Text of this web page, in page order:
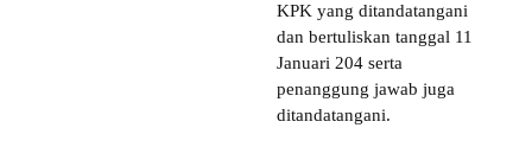
KPK yang ditandatangani
dan bertuliskan tanggal 11
Januari 204 serta
penanggung jawab juga
ditandatangani.